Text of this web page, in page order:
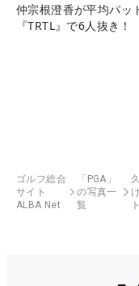
仲宗根澄香が平均パッ
『TRTL』で6人抜き！
ゴルフ総合
サイト
ALBA Net
「PGA」
の写真一
覧